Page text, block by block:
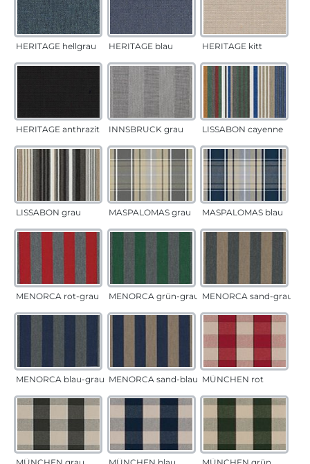
HERITAGE hellgrau HERITAGE blau HERITAGE kitt
HERITAGE anthrazit INNSBRUCK grau LISSABON cayenne
LISSABON grau MASPALOMAS grau MASPALOMAS blau
MENORCA rot-grau MENORCA grün-grau MENORCA sand-grau
MENORCA blau-grau MENORCA sand-blau MÜNCHEN rot